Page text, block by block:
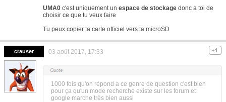
UMA0 c'est uniquement un espace de stockage donc a toi de
choisir ce que tu veux faire
Tu peux copier ta carte officiel vers ta microSD
crauser 03 août 2017, 17:33
1000 fois qu'on répond a ce genre de question c'est bien
pour ça qu'un mode recherche existe sur les forum et
google marche très bien aussi